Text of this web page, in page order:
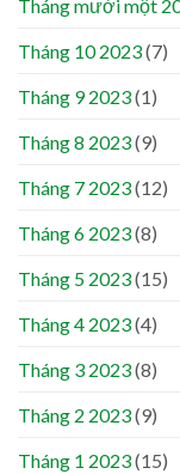
Tháng mười một
Tháng 10 2023(7)
Tháng 9 2023(1)
Tháng 8 2023(9)
Tháng 7 2023(12)
Tháng 6 2023(8)
Tháng 5 2023(15)
Tháng 4 2023(4)
Tháng 3 2023(8)
Tháng 2 2023(9)
Tháng 1 2023(15)